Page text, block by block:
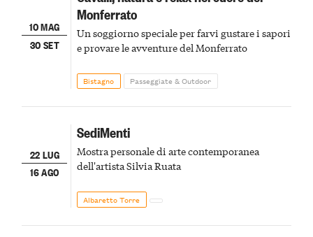
10 MAG
30 SET
Monferrato
Un soggiorno speciale per farvi gustare i sapori
e provare le avventure del Monferrato
Bistagno Passeggiate & Outdoor
22 LUG
16 AGO
SediMenti
Mostra personale di arte contemporanea
dell'artista Silvia Ruata
Albaretto Torre